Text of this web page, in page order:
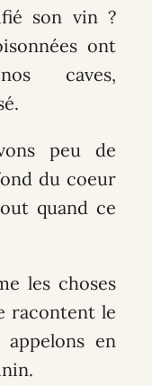
son vin ?
ont
caves,
peu de
du coeur
quand ce
les choses
racontent le
en